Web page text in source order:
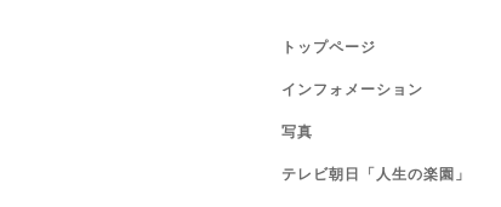
トップページ
インフォメーション
写真
テレビ朝日「人生の楽園」